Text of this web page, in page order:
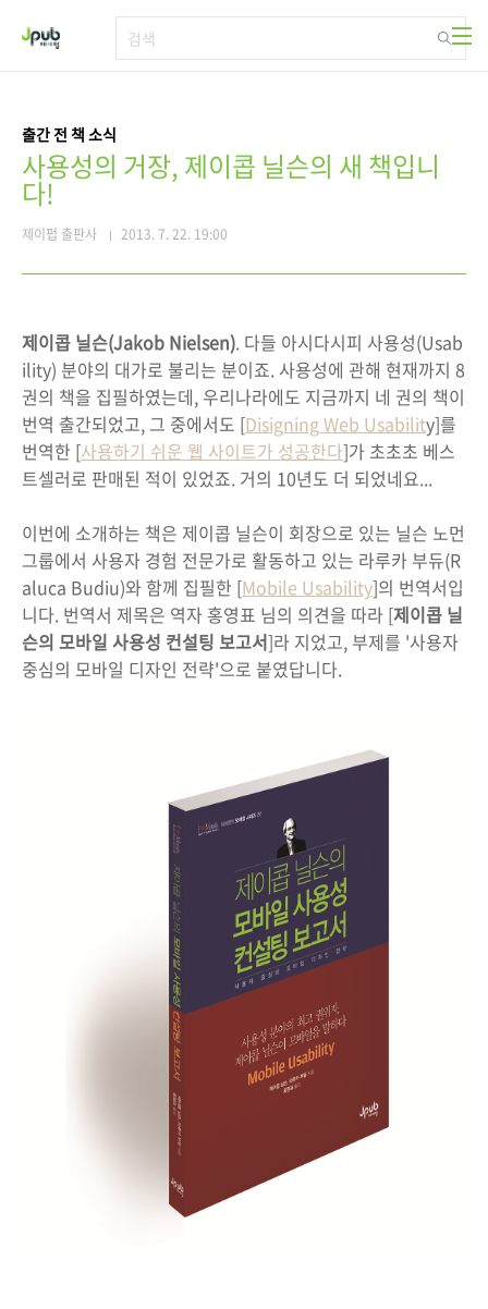
출간 전 책 소식
사용성의 거장, 제이콥 닐슨의 새 책입니
다!
제이펍 출판사 2013. 7. 22. 19:00
제이콥 닐슨(Jakob Nielsen). 다들 아시다시피 사용성(Usab
ility) 분야의 대가로 불리는 분이죠. 사용성에 관해 현재까지 8
권의 책을 집필하였는데, 우리나라에도 지금까지 네 권의 책이
번역 출간되었고, 그 중에서도 [Disigning Web Usability]를
번역한 [사용하기 쉬운 웹 사이트가 성공한다]가 초초초 베스
트셀러로 판매된 적이 있었죠. 거의 10년도 더 되었네요...
이번에 소개하는 책은 제이콥 닐슨이 회장으로 있는 닐슨 노먼
그룹에서 사용자 경험 전문가로 활동하고 있는 라루카 부듀(R
aluca Budiu)와 함께 집필한 [Mobile Usability]의 번역서입
니다. 번역서 제목은 역자 홍영표 님의 의견을 따라 [제이콥 닐
슨의 모바일 사용성 컨설팅 보고서]라 지었고, 부제를 '사용자
중심의 모바일 디자인 전략'으로 붙였답니다.